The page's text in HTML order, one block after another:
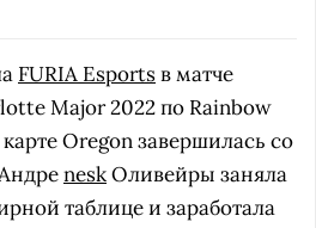
FURIA Esportsв матче
Major 2022 по Rainbow
Oregon завершилась со
neskОливейры заняла
таблице и заработала